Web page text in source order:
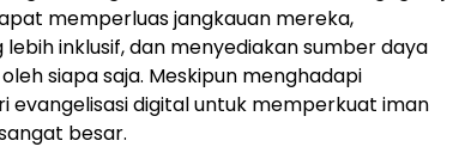
memperluas jangkauan mereka,
inklusif, dan menyediakan sumber daya
siapa saja. Meskipun menghadapi
evangelisasi digital untuk memperkuat iman
besar.